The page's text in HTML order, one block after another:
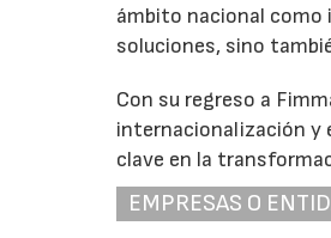
ámbito nacional como
soluciones, sino
Con su regreso a
internacionalización y
clave en la
EMPRESAS O